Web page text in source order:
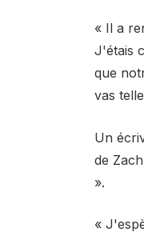
« Il a
J'étais
que
vas
Un
de
».
«